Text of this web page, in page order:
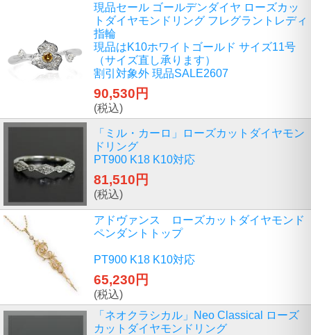
現品セール ゴールデンダイヤ ローズカッ
トダイヤモンドリング フレグラントレディ
指輪
現品はK10ホワイトゴールド サイズ11号
（サイズ直し承ります）
割引対象外 現品SALE2607
90,530円
(税込)
「ミル・カーロ」ローズカットダイヤモン
ドリング
PT900 K18 K10対応
81,510円
(税込)
アドヴァンス ローズカットダイヤモンド
ペンダントトップ
PT900 K18 K10対応
65,230円
(税込)
「ネオクラシカル」Neo Classical ローズ
カットダイヤモンドリング